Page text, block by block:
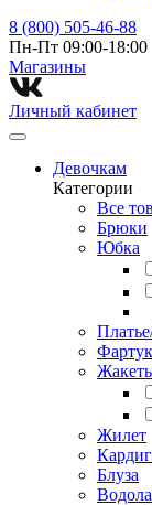
8 (800) 505-46-88
Пн-Пт 09:00-18:00
Магазины⁠
Личный кабинет
Девочкам
Категории
Все
Брюки
Юбка
Фартук
Жилет
Блуза